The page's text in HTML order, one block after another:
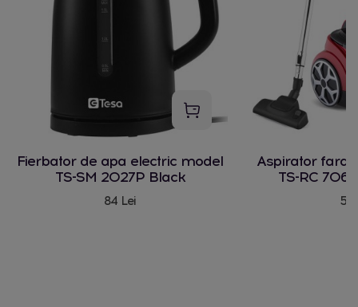
Fierbator de apa electric model
TS-SM 2027P Black
84 Lei
Aspirator fara
TS-RC 706